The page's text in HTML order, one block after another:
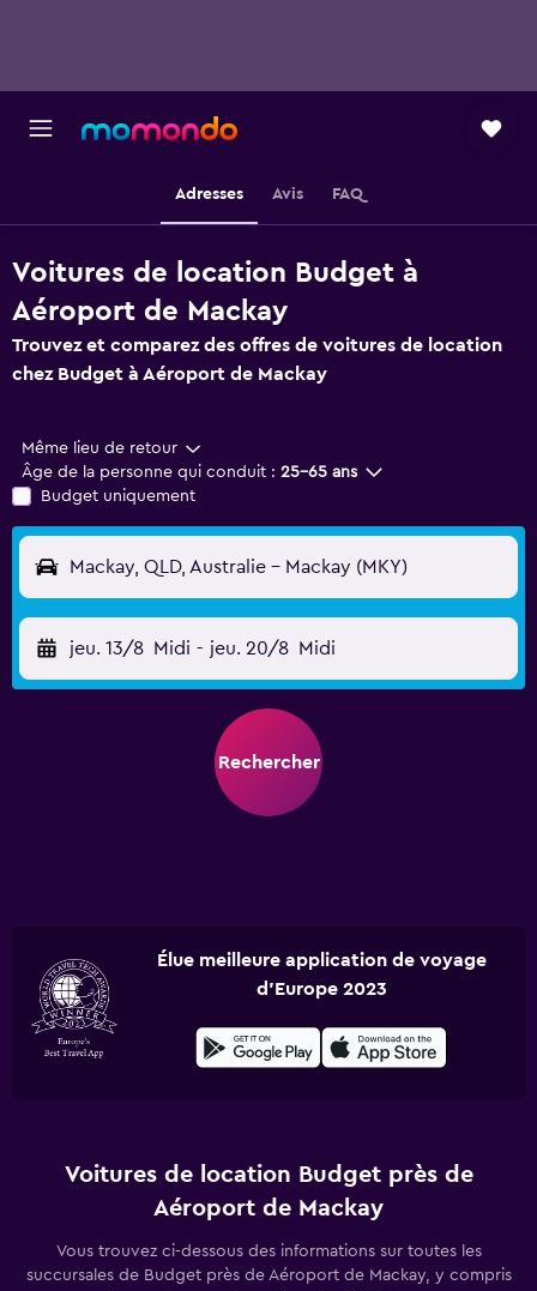
Adresses Avis FAQ
Voitures de location Budget à
Aéroport de Mackay
Trouvez et comparez des offres de voitures de location
chez Budget à Aéroport de Mackay
Même lieu de retour
Âge de la personne qui conduit : 25-65 ans
Budget uniquement
Mackay, QLD, Australie - Mackay (MKY)
jeu. 13/8 Midi - jeu. 20/8 Midi
Rechercher
Élue meilleure application de voyage
d'Europe 2023
Voitures de location Budget près de
Aéroport de Mackay
Vous trouvez ci-dessous des informations sur toutes les
succursales de Budget près de Aéroport de Mackay, y compris